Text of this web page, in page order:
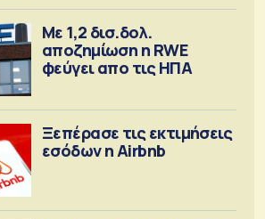
Με 1,2 δισ.δολ.
αποζημίωση η RWE
φεύγει απο τις ΗΠΑ
Ξεπέρασε τις εκτιμήσεις
εσόδων η Airbnb